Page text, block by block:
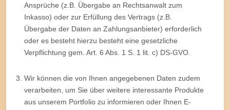
Ansprüche (z.B. Übergabe an Rechtsanwalt zum
Inkasso) oder zur Erfüllung des Vertrags (z.B.
Übergabe der Daten an Zahlungsanbieter) erforderlich
oder es besteht hierzu besteht eine gesetzliche
Verpflichtung gem. Art. 6 Abs. 1 S. 1 lit. c) DS-GVO.
Wir können die von Ihnen angegebenen Daten zudem
verarbeiten, um Sie über weitere interessante Produkte
aus unserem Portfolio zu informieren oder Ihnen E-